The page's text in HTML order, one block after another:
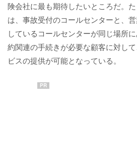
険会社に最も期待したいところだ。
は、事故受付のコールセンターと、
しているコールセンターが同じ場所
約関連の手続きが必要な顧客に対し
ビスの提供が可能となっている。
PR